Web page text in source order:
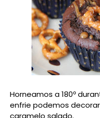
Horneamos a 180º
enfrie podemos
caramelo salado.